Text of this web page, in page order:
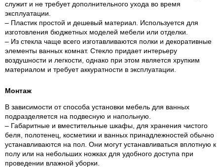
служит и не требует дополнительного ухода во время
эксплуатации.
– Пластик простой и дешевый материал. Используется для
изготовления бюджетных моделей мебели или отделки.
– Из стекла чаще всего изготавливаются полки и декоративные
элементы ванных комнат. Стекло придает интерьеру
воздушности и легкости, однако при этом является хрупким
материалом и требует аккуратности в эксплуатации.
Монтаж
В зависимости от способа установки мебель для ванных
подразделяется на подвесную и напольную.
– Габаритные и вместительные шкафы, для хранения чистого
беля, полотенец, косметики и ванных принадлежностей обычно
устанавливаются на пол. Они могут устанавливаться вплотную к
полу или на небольших ножках для удобного доступа при
проведении влажной уборки.